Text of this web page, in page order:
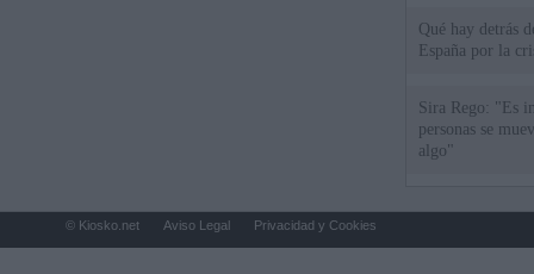
Qué hay detrás
España por la
Sira Rego: "Es
personas se
algo"
© Kiosko.net Aviso Legal Privacidad y Cookies